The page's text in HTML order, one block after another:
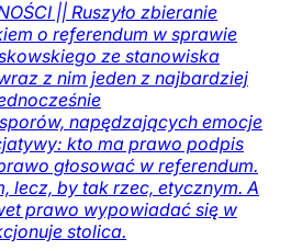
|| Ruszyło zbieranie
o referendum w sprawie
ze stanowiska
z nim jeden z najbardziej
napędzających emocje
kto ma prawo podpis
głosować w referendum.
lecz, by tak rzec, etycznym. A
prawo wypowiadać się w
stolica.